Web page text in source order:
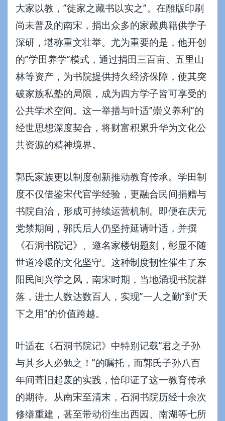
大家以教，”徙家之藏书以实之”。在雕版印刷
尚未普及的南宋，捐出众多的家藏典籍供学子
深研，堪称重文壮举。尤为重要的是，他开创
的”学田养学”模式，通过捐田三百亩、五里山
林等资产，为书院提供持久经济保障，使其突
破家族私塾的局限，成为四方学子皆可享受的
公共学术空间。这一举措与叶适”崇义养利”的
经世思想深度契合，将财富积累升华为文化公
共资源的精神境界。
郭氏家族更以制度创新推动教育传承。学田制
度不仅借鉴宋代官学经验，更融合民间捐赠与
书院自治，形成可持续运营机制。即便在庆元
党禁期间，郭氏后人仍坚持延请叶适，并撰
《石洞书院记》、邀名家楼钥题刻，彰显不随
世道冷暖的文化坚守。这种制度韧性催生了东
阳民间兴学之风，南宋时期，当地涌现书院群
落，进士人数达数百人，实现”一人之勤”到”天
下之用”的价值跨越。
叶适在《石洞书院记》中特别记载”君之子孙
与其乡人必勉之！”的嘱托，而郭氏子孙八百
年间葺旧起废的实践，恰印证了这一教育传承
的期待。从南宋至清末，石洞书院历经十余次
修缮重建，甚至带动衍生出西园、南湖等七所